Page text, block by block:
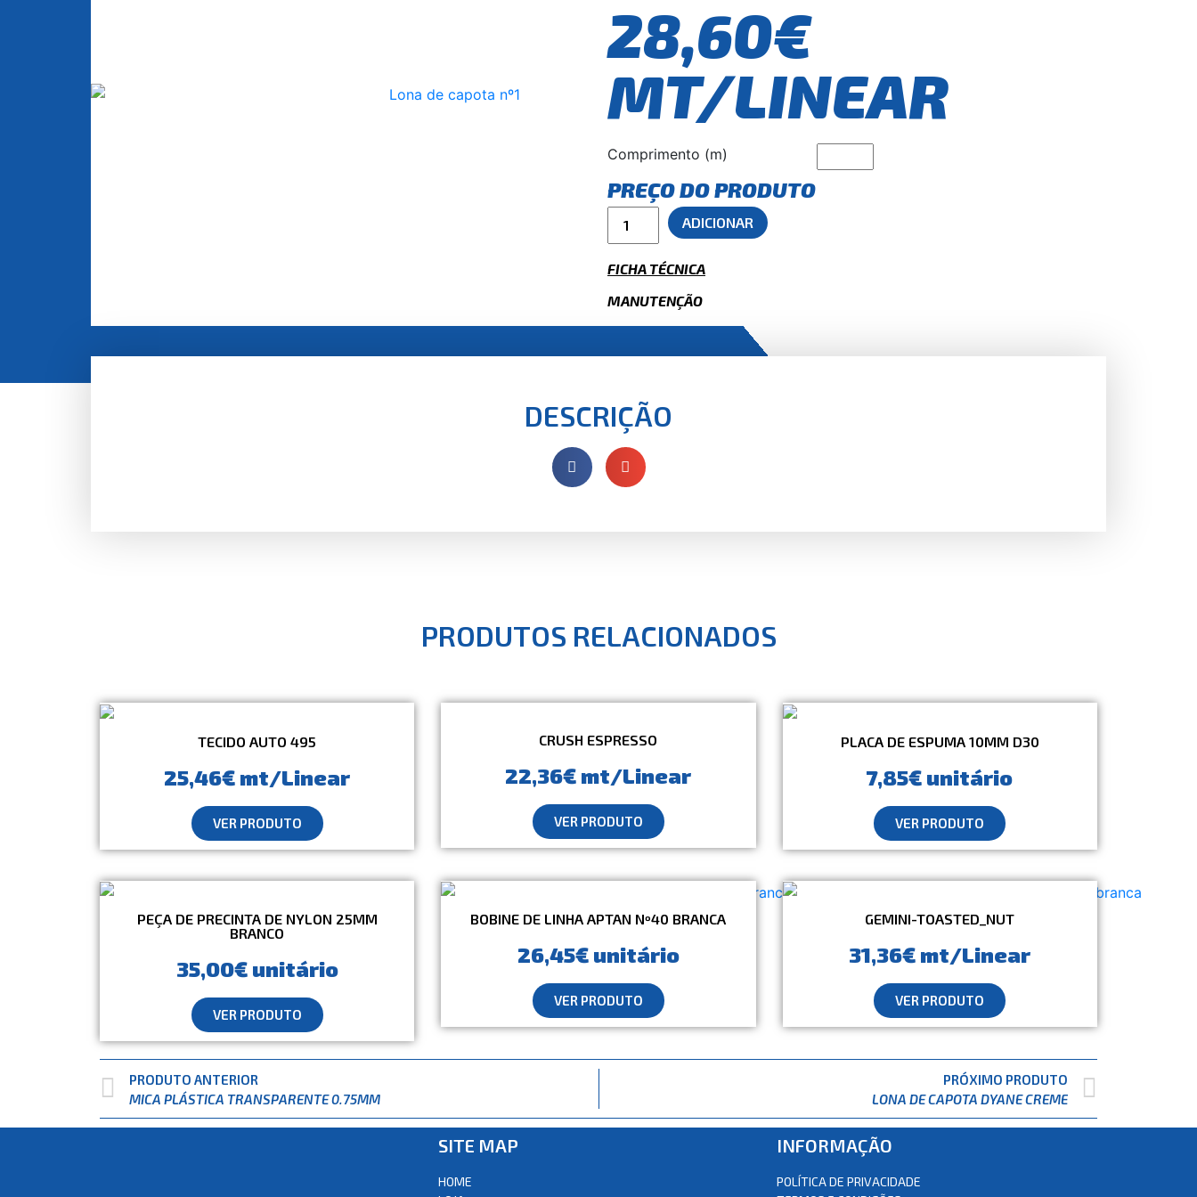
28,60€
MT/LINEAR
Comprimento (m)
PREÇO DO PRODUTO
ADICIONAR
FICHA TÉCNICA
MANUTENÇÃO
DESCRIÇÃO
PRODUTOS RELACIONADOS
TECIDO AUTO 495
25,46€ mt/Linear
VER PRODUTO
CRUSH ESPRESSO
22,36€ mt/Linear
VER PRODUTO
PLACA DE ESPUMA 10MM D30
7,85€ unitário
VER PRODUTO
PEÇA DE PRECINTA DE NYLON 25MM
BRANCO
35,00€ unitário
VER PRODUTO
BOBINE DE LINHA APTAN Nº40 BRANCA
26,45€ unitário
VER PRODUTO
GEMINI-TOASTED_NUT
31,36€ mt/Linear
VER PRODUTO
PRODUTO ANTERIOR
MICA PLÁSTICA TRANSPARENTE 0.75MM
PRÓXIMO PRODUTO
LONA DE CAPOTA DYANE CREME
SITE MAP
HOME
INFORMAÇÃO
POLÍTICA DE PRIVACIDADE